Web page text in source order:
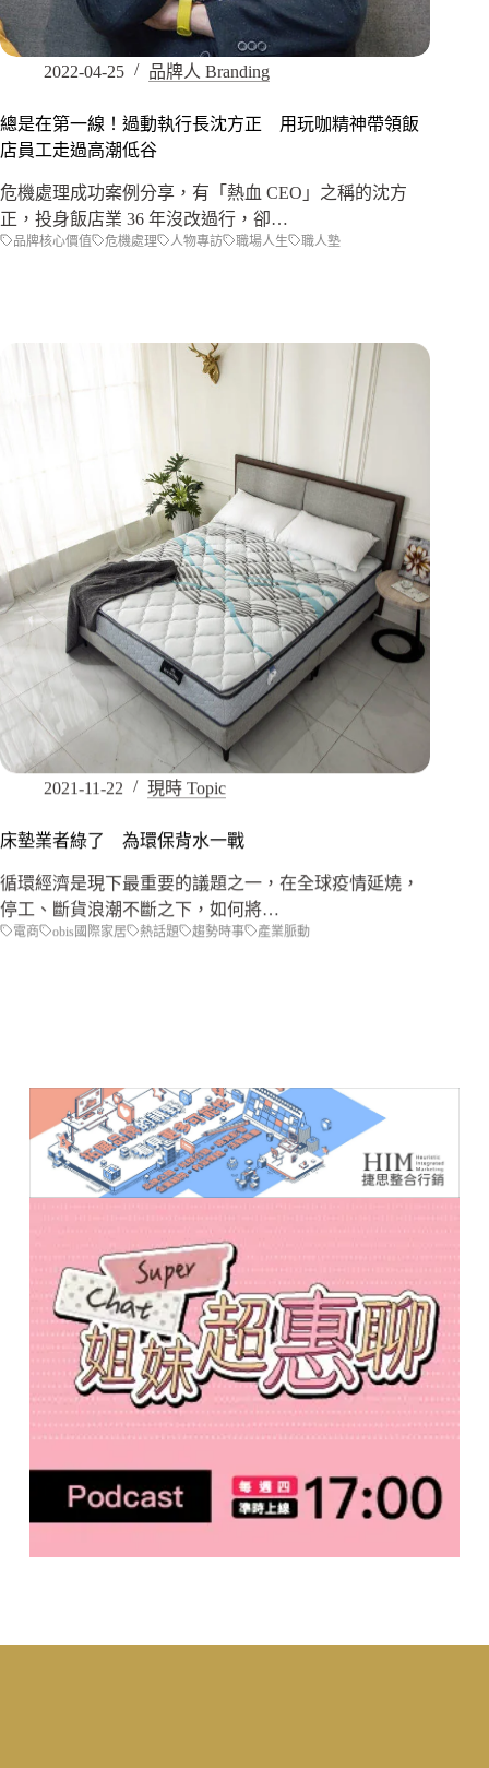
2022-04-25 品牌人 Branding
總是在第一線！過動執行長沈方正 用玩咖精神帶領飯
店員工走過高潮低谷
危機處理成功案例分享，有「熱血 CEO」之稱的沈方
正，投身飯店業 36 年沒改過行，卻…
品牌核心價值 危機處理 人物專訪 職場人生 職人塾
2021-11-22 現時 Topic
床墊業者綠了 為環保背水一戰
循環經濟是現下最重要的議題之一，在全球疫情延燒，
停工、斷貨浪潮不斷之下，如何將…
電商 obis國際家居 熱話題 趨勢時事 產業脈動